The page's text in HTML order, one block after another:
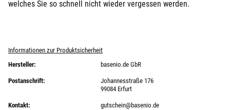
welches Sie so schnell nicht wieder vergessen werden.
Informationen zur Produktsicherheit
Hersteller:
basenio.de GbR
Postanschrift:
Johannesstraße 176
99084 Erfurt
Kontakt: gutschein@basenio.de